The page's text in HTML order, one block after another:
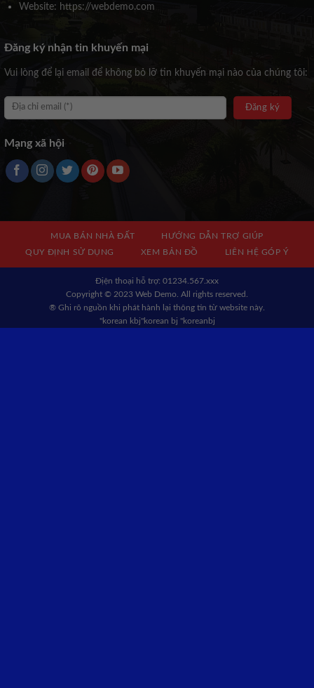
Website: https://webdemo.com
Đăng ký nhận tin khuyến mại
Vui lòng để lại email để không bỏ lỡ tin khuyến mại nào của chúng tôi:
Mạng xã hội
MUA BÁN NHÀ ĐẤT
HƯỚNG DẪN TRỢ GIÚP
QUY ĐỊNH SỬ DỤNG
XEM BẢN ĐỒ LIÊN HỆ GÓP Ý
Địện thoại hỗ trợ: 01234.567.xxx
Copyright © 2023 Web Demo. All rights reserved.
® Ghi rõ nguồn khi phát hành lại thông tin từ website này.
"korean kbj​"korean bj "koreanbj​